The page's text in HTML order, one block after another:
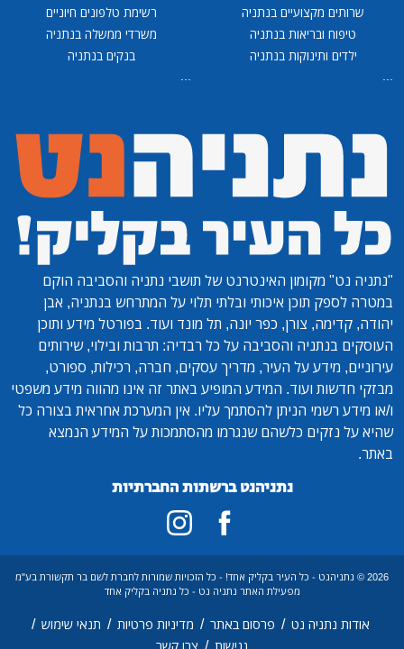
שרותים מקצועיים בנתניה
טיפוח ובריאות בנתניה
ילדים ותינוקות בנתניה
...
רשימת טלפונים חיוניים
משרדי ממשלה בנתניה
בנקים בנתניה
...
"נתניה נט" מקומון האינטרנט של תושבי נתניה והסביבה הוקם
במטרה לספק תוכן איכותי ובלתי תלוי על המתרחש בנתניה, אבן
יהודה, קדימה, צורן, כפר יונה, תל מונד ועוד. בפורטל מידע ותוכן
העוסקים בנתניה והסביבה על כל רבדיה: תרבות ובילוי, שירותים
עירוניים, מידע על העיר, מדריך עסקים, חברה, רכילות, ספורט,
מבזקי חדשות ועוד. המידע המופיע באתר זה אינו מהווה מידע משפטי
ו/או מידע רשמי הניתן להסתמך עליו. אין המערכת אחראית בצורה כל
שהיא על נזקים כלשהם שנגרמו מהסתמכות על המידע הנמצא
באתר.
נתניהנט ברשתות החברתיות
2026 © נתניהנט - כל העיר בקליק אחד! - כל הזכויות שמורות לחברת לשם בר תקשורת בע"מ
מפעילת האתר נתניה נט - כל נתניה בקליק אחד
אודות נתניה נט / פרסום באתר / מדיניות פרטיות / תנאי שימוש /